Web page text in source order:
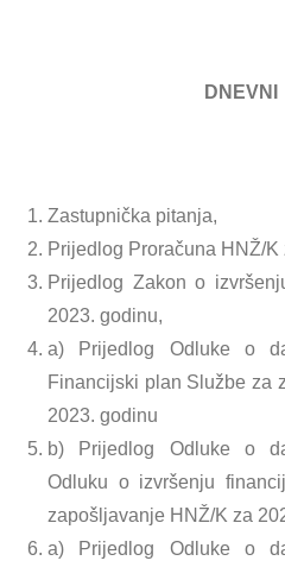
Zastupnička pitanja,
Prijedlog Proračuna HNŽ/K
Prijedlog Zakon o
2023. godinu,
a) Prijedlog Odluke o
Financijski plan Službe za
2023. godinu
b) Prijedlog Odluke o
Odluku o izvršenju
zapošljavanje HNŽ/K za
a) Prijedlog Odluke o